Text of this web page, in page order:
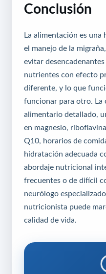
Conclusión
La alimentación es una
el manejo de la
evitar
nutrientes con efecto
diferente, y lo que
funcionar para otro. La
alimentario detallado,
en magnesio,
Q10, horarios de
hidratación adecuada
abordaje nutricional
frecuentes o de difícil
neurólogo
nutricionista puede
calidad de vida.